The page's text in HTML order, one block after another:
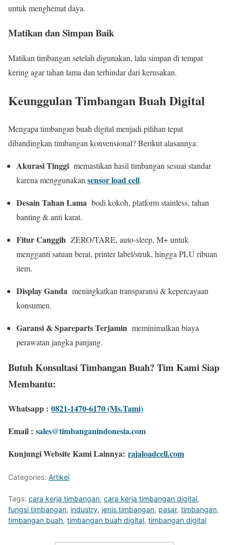
untuk menghemat daya.
Matikan dan Simpan Baik
Matikan timbangan setelah digunakan, lalu simpan di tempat
kering agar tahan lama dan terhindar dari kerusakan.
Keunggulan Timbangan Buah Digital
Mengapa timbangan buah digital menjadi pilihan tepat
dibandingkan timbangan konvensional? Berikut alasannya:
Akurasi Tinggi memastikan hasil timbangan sesuai standar
karena menggunakan sensor load cell.
Desain Tahan Lama bodi kokoh, platform stainless, tahan
banting & anti karat.
Fitur Canggih ZERO/TARE, auto-sleep, M+ untuk
mengganti satuan berat, printer label/struk, hingga PLU ribuan
item.
Display Ganda meningkatkan transparansi & kepercayaan
konsumen.
Garansi & Spareparts Terjamin meminimalkan biaya
perawatan jangka panjang.
Butuh Konsultasi Timbangan Buah? Tim Kami Siap
Membantu:
Whatsapp : 0821-1470-6170 (Ms.Tami)
Email : sales@timbanganindonesia.com
Kunjungi Website Kami Lainnya: rajaloadcell.com
Categories: Artikel
Tags: cara kerja timbangan, cara kerja timbangan digital,
fungsi timbangan, industry, jenis timbangan, pasar, timbangan,
timbangan buah, timbangan buah digital, timbangan digital